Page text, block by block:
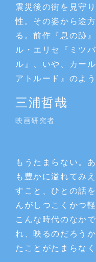
震災後の街を見守
性。その姿から途
る。前作『息の跡
ル・エリセ『ミツ
ル』、いや、カー
アトルード』のよ
三浦哲哉
映画研究者
もうたまらない。
も豊かに溢れてみ
すこと、ひとの話
んがしつこくかつ
こんな時代のなか
れ、映るのだろう
たことがたまらなく